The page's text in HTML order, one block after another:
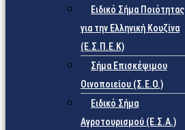
Ειδικό Σήμα Ποιότητας
για την Ελληνική Κουζίνα
(Ε.Σ.Π.Ε.Κ)
Σήμα Επισκέψιμου
Οινοποιείου (Σ.Ε.Ο.)
Ειδικό Σήμα
Αγροτουρισμού (Ε.Σ.Α.)